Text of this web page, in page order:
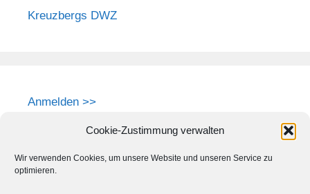
Cookie-Zustimmung verwalten
Wir verwenden Cookies, um unsere Website und unseren Service zu
optimieren.
Kreuzbergs DWZ
Anmelden >>